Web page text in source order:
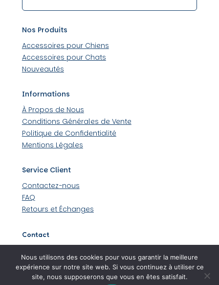
Nos Produits
Accessoires pour Chiens
Accessoires pour Chats
Nouveautés
Informations
À Propos de Nous
Conditions Générales de Vente
Politique de Confidentialité
Mentions Légales
Service Client
Contactez-nous
FAQ
Retours et Échanges
Contact
06 45 48 36 99
Nous utilisons des cookies pour vous garantir la meilleure
expérience sur notre site web. Si vous continuez à utiliser ce
site, nous supposerons que vous en êtes satisfait.